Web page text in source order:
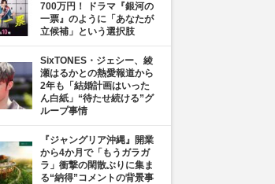
700万円！ ドラマ『銀河の
一票』のように「あなたが
立候補」という選択肢
SixTONES・ジェシー、綾
瀬はるかとの熱愛報道から
2年も「結婚計画はいった
ん白紙」“待たせ続ける”グ
ループ事情
『ジャングリア沖縄』開業
から4か月で「もうガラガ
ラ」衝撃の閑散ぶりに集ま
る“納得”コメントの背景事